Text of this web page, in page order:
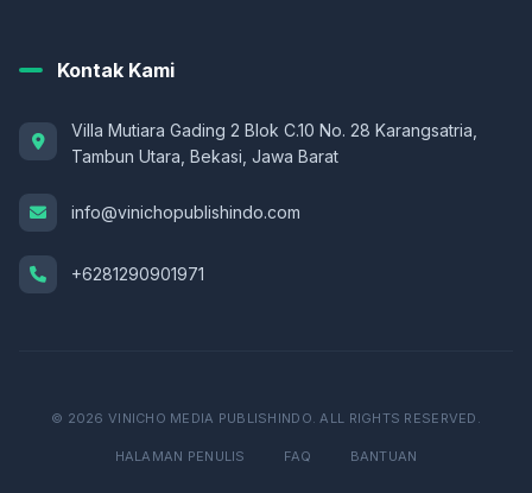
Kontak Kami
Villa Mutiara Gading 2 Blok C.10 No. 28 Karangsatria,
Tambun Utara, Bekasi, Jawa Barat
info@vinichopublishindo.com
+6281290901971
© 2026 VINICHO MEDIA PUBLISHINDO. ALL RIGHTS RESERVED.
HALAMAN PENULIS FAQ BANTUAN